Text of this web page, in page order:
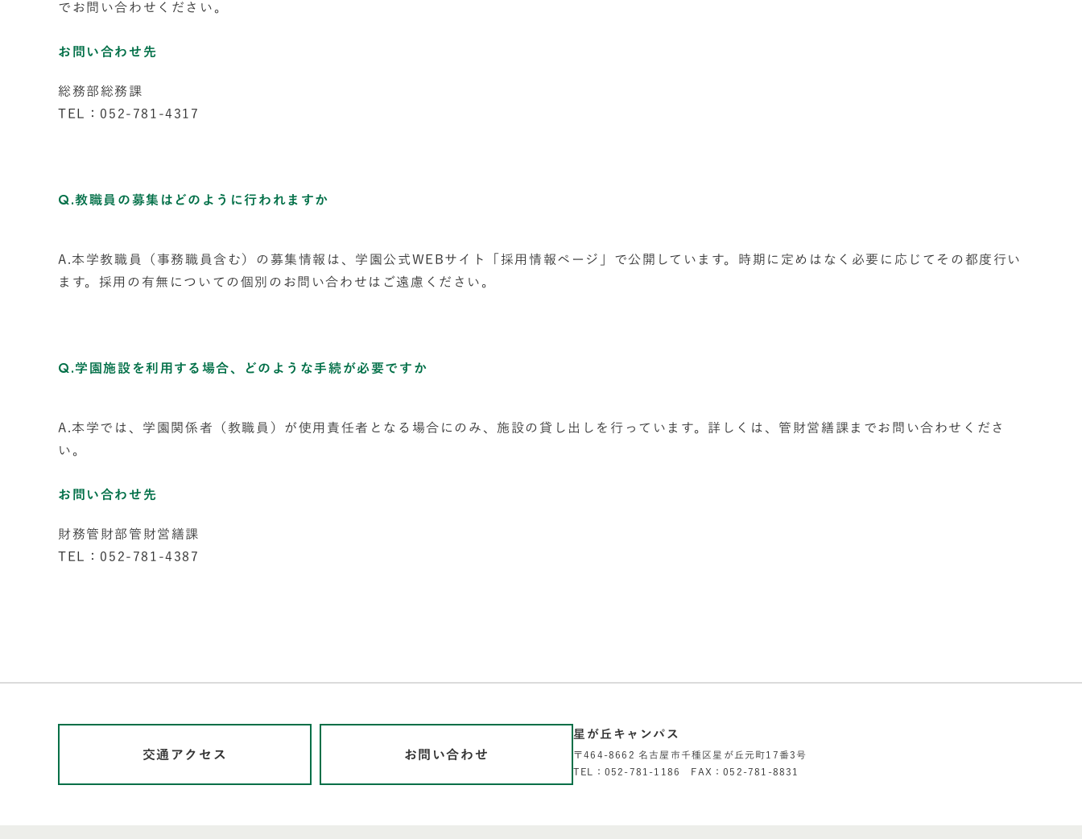
でお問い合わせください。
お問い合わせ先
総務部総務課
TEL：052-781-4317
Q.教職員の募集はどのように行われますか
A.本学教職員（事務職員含む）の募集情報は、学園公式WEBサイト「採用情報ページ」で公開しています。時期に定めはなく必要に応じてその都度行い
ます。採用の有無についての個別のお問い合わせはご遠慮ください。
Q.学園施設を利用する場合、どのような手続が必要ですか
A.本学では、学園関係者（教職員）が使用責任者となる場合にのみ、施設の貸し出しを行っています。詳しくは、管財営繕課までお問い合わせくださ
い。
お問い合わせ先
財務管財部管財営繕課
TEL：052-781-4387
交通アクセス お問い合わせ
星が丘キャンパス
〒464-8662 名古屋市千種区星が丘元町17番3号
TEL：052-781-1186 FAX：052-781-8831